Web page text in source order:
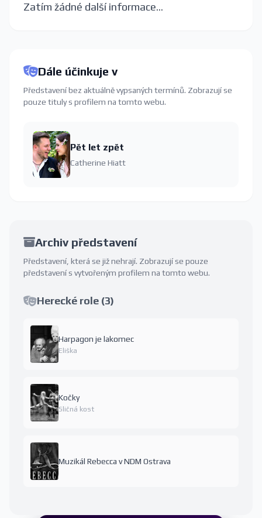
Zatím žádné další informace...
Dále účinkuje v
Představení bez aktuálně vypsaných termínů. Zobrazují se
pouze tituly s profilem na tomto webu.
Pět let zpět
Catherine Hiatt
Archiv představení
Představení, která se již nehrají. Zobrazují se pouze
představení s vytvořeným profilem na tomto webu.
Herecké role (3)
Harpagon je lakomec
Eliška
Kočky
Sličná kost
Muzikál Rebecca v NDM Ostrava